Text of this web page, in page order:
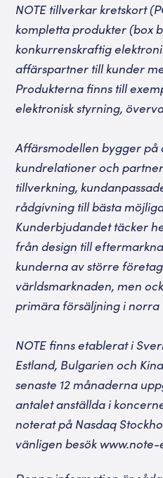
NOTE tillverkar kretskort
kompletta produkter (box
konkurrenskraftig
affärspartner till kunder
Produkterna finns till
elektronisk styrning,
Affärsmodellen bygger på
kundrelationer och
tillverkning,
rådgivning till bästa
Kunderbjudandet täcker
från design till
kunderna av större
världsmarknaden, men
primära försäljning i norra
NOTE finns etablerat i
Estland, Bulgarien och
senaste 12 månaderna
antalet anställda i
noterat på Nasdaq
vänligen besök www.note-